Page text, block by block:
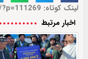
لینک کوتاه: https://iraf.ir/?p=111269
اخبار مرتبط